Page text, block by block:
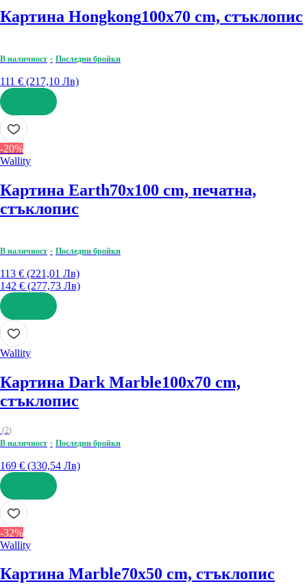
Картина Hongkong100x70 cm, стъклопис
В наличност Последни бройки
111 € (217,10 Лв)
ДОБАВИ
-20%
Wallity
Картина Earth70x100 cm, печатна,
стъклопис
В наличност Последни бройки
113 € (221,01 Лв)
142 € (277,73 Лв)
ДОБАВИ
Wallity
Картина Dark Marble100x70 cm,
стъклопис
(2)
В наличност
Последни бройки
169 € (330,54 Лв)
ДОБАВИ
-32%
Wallity
Картина Marble70x50 cm, стъклопис